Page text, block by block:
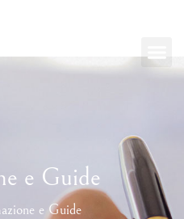
e Guide
e Guide